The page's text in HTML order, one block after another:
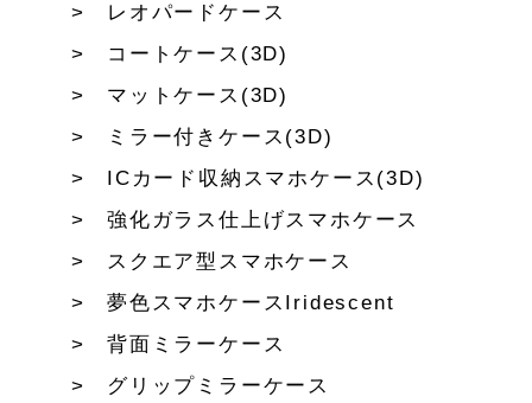
レオパードケース
コートケース(3D)
マットケース(3D)
ミラー付きケース(3D)
ICカード収納スマホケース(3D)
強化ガラス仕上げスマホケース
スクエア型スマホケース
夢色スマホケースIridescent
背面ミラーケース
グリップミラーケース